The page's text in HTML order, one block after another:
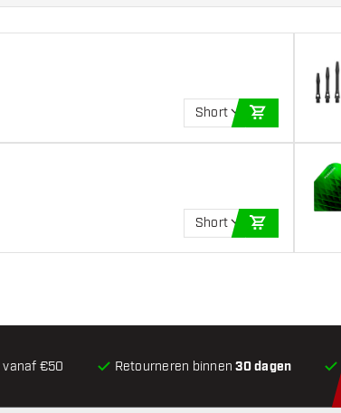
Short
Short
vanaf €50 Retourneren binnen30 dagen